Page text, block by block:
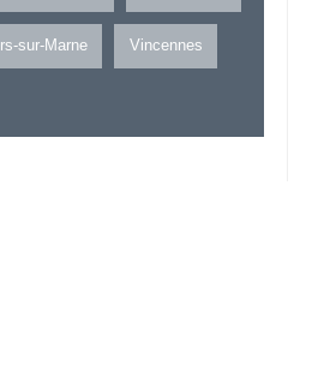
sur-Marne Vincennes